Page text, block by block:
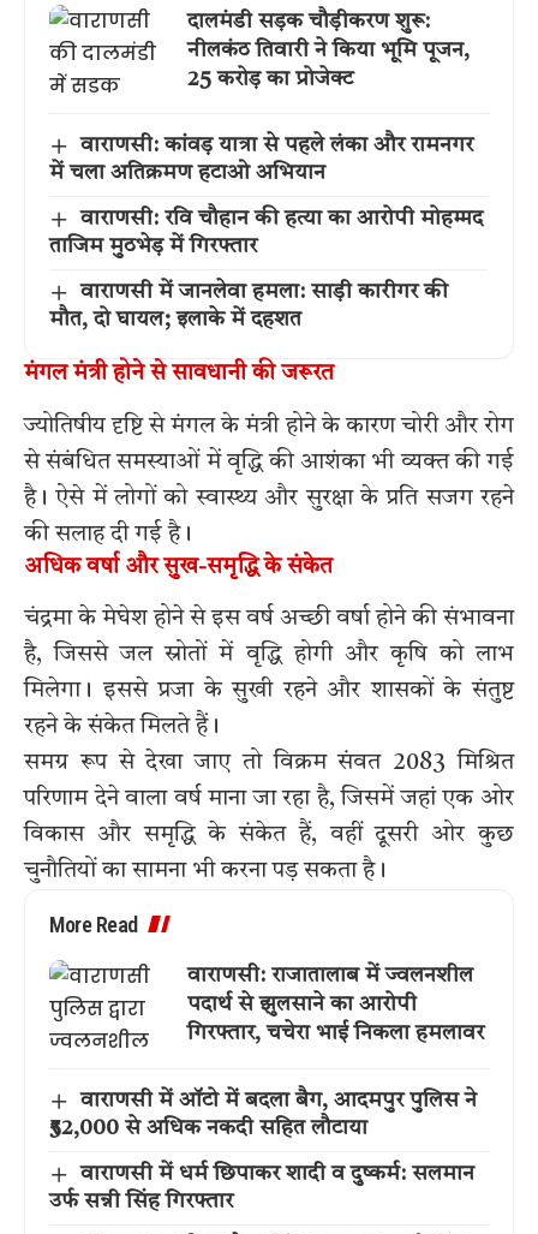
दालमंडी सड़क चौड़ीकरण शुरू:
नीलकंठ तिवारी ने किया भूमि पूजन,
25 करोड़ का प्रोजेक्ट
वाराणसी: कांवड़ यात्रा से पहले लंका और रामनगर
में चला अतिक्रमण हटाओ अभियान
वाराणसी: रवि चौहान की हत्या का आरोपी मोहम्मद
ताजिम मुठभेड़ में गिरफ्तार
वाराणसी में जानलेवा हमला: साड़ी कारीगर की
मौत, दो घायल; इलाके में दहशत
मंगल मंत्री होने से सावधानी की जरूरत
ज्योतिषीय दृष्टि से मंगल के मंत्री होने के कारण चोरी और रोग
से संबंधित समस्याओं में वृद्धि की आशंका भी व्यक्त की गई
है। ऐसे में लोगों को स्वास्थ्य और सुरक्षा के प्रति सजग रहने
की सलाह दी गई है।
अधिक वर्षा और सुख-समृद्धि के संकेत
चंद्रमा के मेघेश होने से इस वर्ष अच्छी वर्षा होने की संभावना
है, जिससे जल स्रोतों में वृद्धि होगी और कृषि को लाभ
मिलेगा। इससे प्रजा के सुखी रहने और शासकों के संतुष्ट
रहने के संकेत मिलते हैं।
समग्र रूप से देखा जाए तो विक्रम संवत 2083 मिश्रित
परिणाम देने वाला वर्ष माना जा रहा है, जिसमें जहां एक ओर
विकास और समृद्धि के संकेत हैं, वहीं दूसरी ओर कुछ
चुनौतियों का सामना भी करना पड़ सकता है।
More Read
वाराणसी: राजातालाब में ज्वलनशील
पदार्थ से झुलसाने का आरोपी
गिरफ्तार, चचेरा भाई निकला हमलावर
वाराणसी में ऑटो में बदला बैग, आदमपुर पुलिस ने
₹52,000 से अधिक नकदी सहित लौटाया
वाराणसी में धर्म छिपाकर शादी व दुष्कर्म: सलमान
उर्फ सन्नी सिंह गिरफ्तार